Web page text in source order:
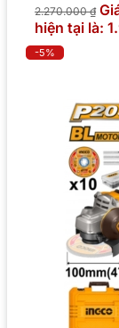
2.270.000₫
hiện tại là:
-5%